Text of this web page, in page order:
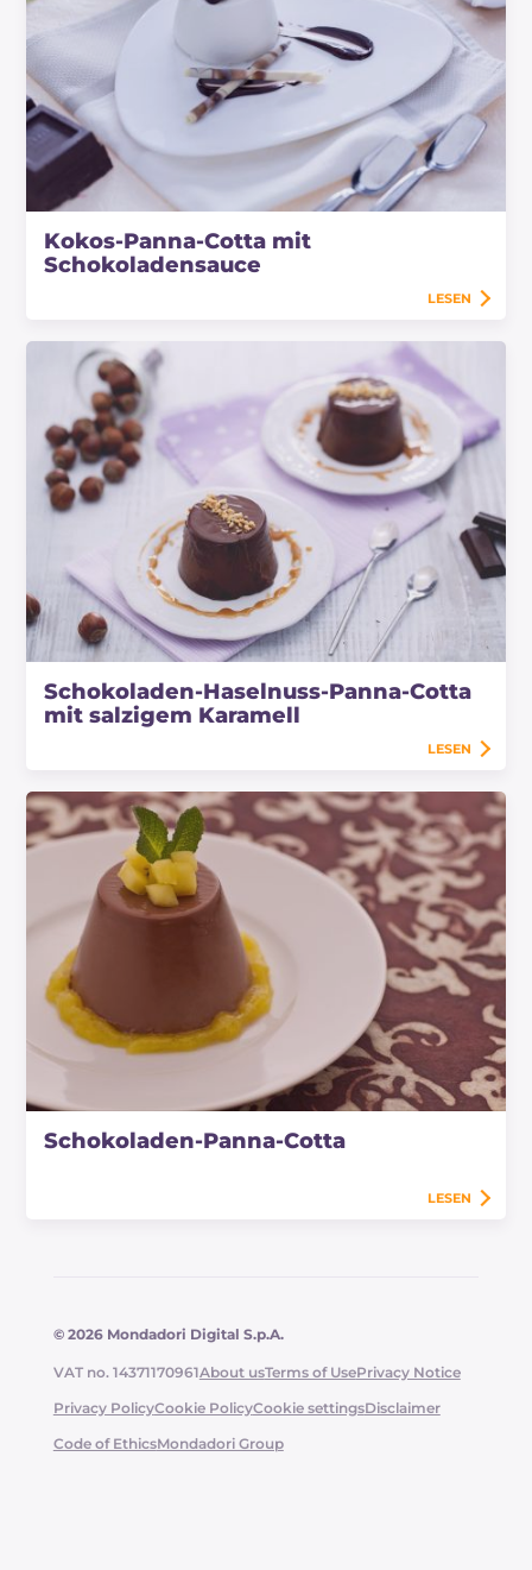
Kokos-Panna-Cotta mit
Schokoladensauce
LESEN
Schokoladen-Haselnuss-Panna-Cotta
mit salzigem Karamell
LESEN
Schokoladen-Panna-Cotta
LESEN
© 2026 Mondadori Digital S.p.A.
VAT no. 14371170961About usTerms of UsePrivacy Notice
Privacy PolicyCookie PolicyCookie settingsDisclaimer
Code of EthicsMondadori Group